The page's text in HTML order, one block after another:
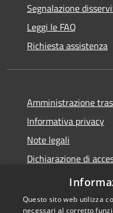
Segnalazione
Leggi le FAQ
Richiesta assistenza
Amministrazione
Informativa privacy
Note legali
Dichiarazione di
Moduli Privacy
Questo sito web utilizza
necessari al corretto